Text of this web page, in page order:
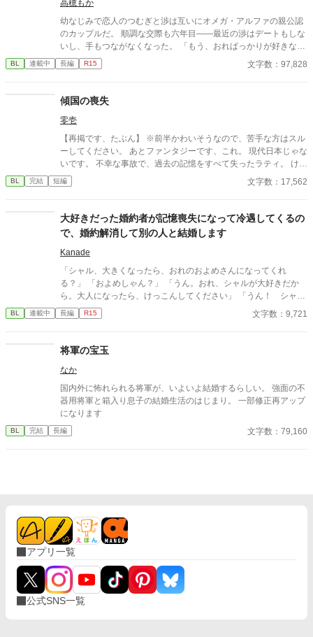
ァシリス。顔も名前も知らない王子との結婚の話は、同性婚に偏
見があるルロ国にとって、フィリはさらに肩身の狭い思いをす
る。 ファルーハ王国は砂漠地帯にある王国であり、雪国であるル
ロ国とは真逆だ。縁談などフィリ信じず、ついにそのときが来た
かうと、国を上げて祝福する民衆に触れ、処刑場へ向かうものだ
だった。彼はまだ成人にはあと二年早い子供であり、未成年と婚
姻の儀を行うのかと不意を突かれた。 縁談の持ち込みから婚儀ま
ルの思惑が隠されていて──。
高穂もか
幼なじみで恋人のつむぎと渉は互いにオメガ・アルファの親公認
のカップルだ。 順調な交際も六年目――最近の渉はデートもしな
いし、手もつながなくなった。 「もう、おればっかりが好きなん
やろか？」 馴ればっかりの関係に、寂しさを覚えるつむぎ。 その
うえ、渉は二人の通う高校にやってきた美貌の転校生・沙也にか
もやしてしまう。 嫉妬をしても、「友達なんやから面倒なことい
うなって」と笑われ、遂にはお泊りまでしたと聞き…… 「そっち
がその気なら、もういい！」 堪忍袋の緒が切れたつむぎは、別れ
を切り出す。すると、渉は意外な反応を……？ 倦怠期を乗り越え
て、もう一度恋をする。幼なじみオメガバースBLです♡
BL 連載中 長編 R15 文字数：97,828
傾国の喪失
零壱
【再掲です、たぶん】 ※前半かわいそうなので、苦手な方はスル
ーしてください。 あとファンタジーです、これ。 現代日本じゃな
いです。 不幸な事故で、過去の記憶をすべて失ったラティ。 けれ
ど今の彼は不幸ではない。 大好きな養父のネイヴァンと共に、穏
やかな日々を過ごしている。 自分のルーツを探す旅に出ること
らなくても、それでいい。 これは、忘れたまま生きることを選ん
だ少年の、小さな恋と優しい日常の物語。 他サイトにも掲載して
おります。
BL 完結 短編 文字数：17,562
大好きだった婚約者が記憶喪失になって冷遇してくるの
で、婚約解消して別の人と結婚します
Kanade
「シャル、大きくなったら、おれのおよめさんになってくれ
る？」 「およめしゃん？」 「うん。おれ、シャルが大好きだか
ら。大人になったら、けっこんしてください」 「うん！ シャル
もリュシーしゃま、だいしゅき！ およめしゃん、なる！」 ✩
✩ ✩ 幼き日に交わした『約束』。二人が正式に婚約したの
から三年。リュシオンが事故により記憶喪失になったことで、全
てが狂っていく――。 ――――――――――― ✻男しかいな
い、αとΩしかいない世界観なので、女性やβといった概念は出て
きません。 ✻独自設定の異世界オメガバースです。 ✻4話までは
毎日更新。その後は週3話の更新を目指します。執筆しながらの
更新、遅筆なのでゆっくりペースにはなりますが、完結は保証い
りがとうございます😊
BL 連載中 長編 R15 文字数：9,721
将軍の宝玉
なか
国内外に怖れられる将軍が、いよいよ結婚するらしい。 強面の不
器用将軍と箱入り息子の結婚生活のはじまり。 一部修正再アップ
になります
BL 完結 長編 文字数：79,160
アプリ一覧
公式SNS一覧